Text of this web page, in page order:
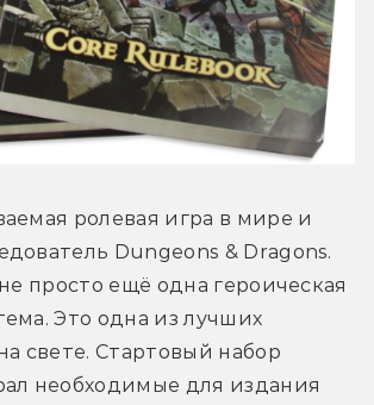
ролевая игра в мире и
Dungeons & Dragons.
просто ещё одна героическая
Это одна из лучших
свете. Стартовый набор
необходимые для издания